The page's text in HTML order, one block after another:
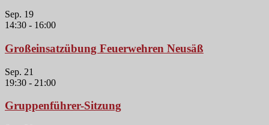
Sep. 19
14:30 - 16:00
Großeinsatzübung Feuerwehren Neusäß
Sep. 21
19:30 - 21:00
Gruppenführer-Sitzung